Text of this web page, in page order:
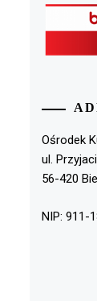
Ośrodek
ul.
56-420
NIP: 911-